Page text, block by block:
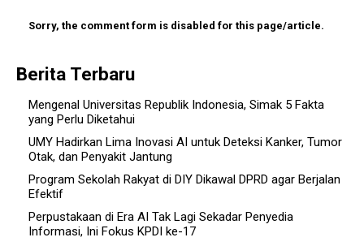
Sorry, the comment form is disabled for this page/article.
Berita Terbaru
Mengenal Universitas Republik Indonesia, Simak 5 Fakta
yang Perlu Diketahui
UMY Hadirkan Lima Inovasi AI untuk Deteksi Kanker, Tumor
Otak, dan Penyakit Jantung
Program Sekolah Rakyat di DIY Dikawal DPRD agar Berjalan
Efektif
Perpustakaan di Era AI Tak Lagi Sekadar Penyedia
Informasi, Ini Fokus KPDI ke-17